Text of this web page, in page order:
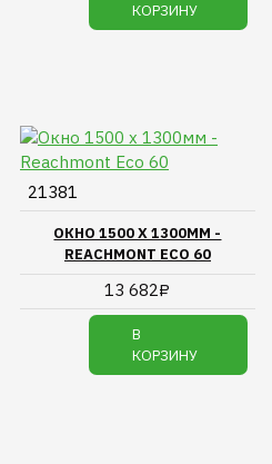
КОРЗИНУ
21381
ОКНО 1500 Х 1300ММ -
REACHMONT ECO 60
13 682₽
В
КОРЗИНУ